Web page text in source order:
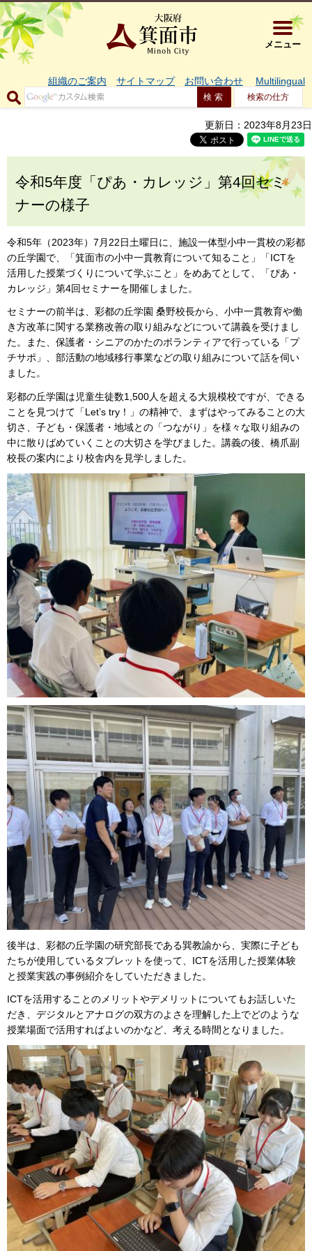
大阪府箕
メニュー
組織のご案内 サイトマップ お問い合わせ Multilingual
検索の仕方
更新日：2023年8月23日
令和5年度「ぴあ・カレッジ」第4回セミ
ナーの様子
令和5年（2023年）7月22日土曜日に、施設一体型小中一貫校の彩都
の丘学園で、「箕面市の小中一貫教育について知ること」「ICTを
活用した授業づくりについて学ぶこと」をめあてとして、「ぴあ・
カレッジ」第4回セミナーを開催しました。
セミナーの前半は、彩都の丘学園 桑野校長から、小中一貫教育や働
き方改革に関する業務改善の取り組みなどについて講義を受けまし
た。また、保護者・シニアのかたのボランティアで行っている「プ
チサポ」、部活動の地域移行事業などの取り組みについて話を伺い
ました。
彩都の丘学園は児童生徒数1,500人を超える大規模校ですが、できる
ことを見つけて「Let’s try！」の精神で、まずはやってみることの大
切さ、子ども・保護者・地域との「つながり」を様々な取り組みの
中に散りばめていくことの大切さを学びました。講義の後、橋爪副
校長の案内により校舎内を見学しました。
後半は、彩都の丘学園の研究部長である巽教諭から、実際に子ども
たちが使用しているタブレットを使って、ICTを活用した授業体験
と授業実践の事例紹介をしていただきました。
ICTを活用することのメリットやデメリットについてもお話しいた
だき、デジタルとアナログの双方のよさを理解した上でどのような
授業場面で活用すればよいのかなど、考える時間となりました。